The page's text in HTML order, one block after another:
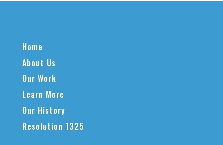
Home
About Us
Our Work
Learn More
Our History
Resolution 1325